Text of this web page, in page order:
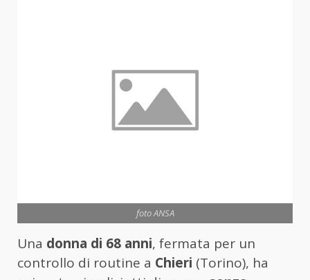
foto ANSA
Una donna di 68 anni, fermata per un
controllo di routine a Chieri (Torino), ha